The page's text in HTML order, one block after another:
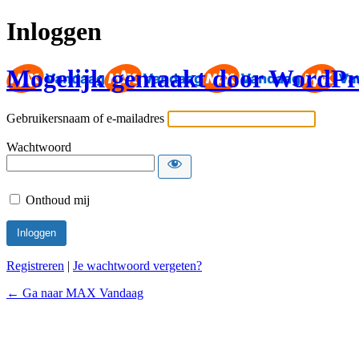
Inloggen
Mogelijk gemaakt door
Gebruikersnaam of e-mailadres
Wachtwoord
Onthoud mij
Registreren | Je wachtwoord vergeten?
← Ga naar MAX Vandaag